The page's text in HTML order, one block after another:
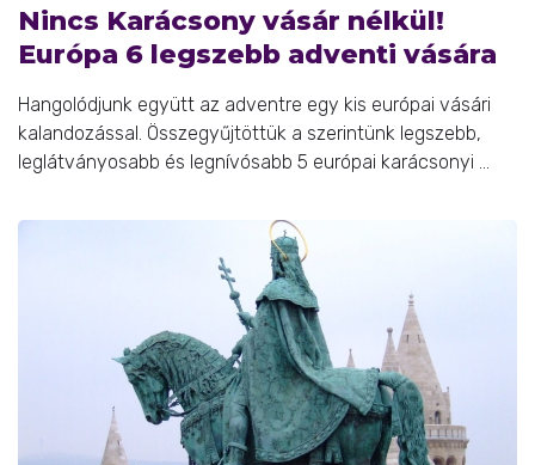
Nincs Karácsony vásár nélkül!
Európa 6 legszebb adventi vására
Hangolódjunk együtt az adventre egy kis európai vásári
kalandozással. Összegyűjtöttük a szerintünk legszebb,
leglátványosabb és legnívósabb 5 európai karácsonyi ...